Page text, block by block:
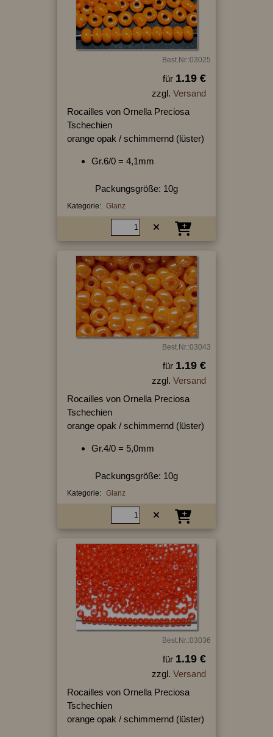
Best.Nr.:03025
für 1.19 €
zzgl. Versand
Rocailles von Ornella Preciosa
Tschechien
orange opak / schimmernd (lüster)
Gr.6/0 = 4,1mm
Packungsgröße: 10g
Kategorie: Glanz
Best.Nr.:03043
für 1.19 €
zzgl. Versand
Rocailles von Ornella Preciosa
Tschechien
orange opak / schimmernd (lüster)
Gr.4/0 = 5,0mm
Packungsgröße: 10g
Kategorie: Glanz
Best.Nr.:03036
für 1.19 €
zzgl. Versand
Rocailles von Ornella Preciosa
Tschechien
orange opak / schimmernd (lüster)